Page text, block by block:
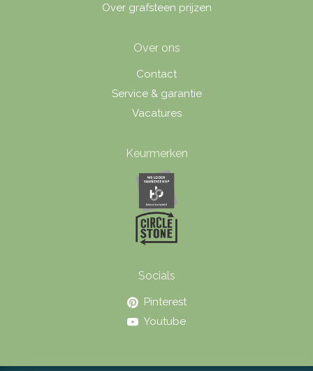
Over grafsteen prijzen
Over ons
Contact
Service & garantie
Vacatures
Keurmerken
Socials
Pinterest
Youtube